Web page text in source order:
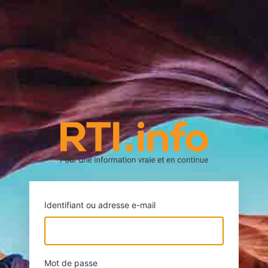
https://
Identifiant ou adresse e-mail
Mot de passe